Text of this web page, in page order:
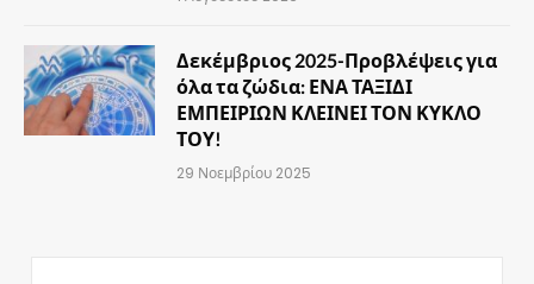
Δεκέμβριος 2025-Προβλέψεις για
όλα τα ζώδια: ΕΝΑ ΤΑΞΙΔΙ
ΕΜΠΕΙΡΙΩΝ ΚΛΕΙΝΕΙ ΤΟΝ ΚΥΚΛΟ
ΤΟΥ!
29 Νοεμβρίου 2025